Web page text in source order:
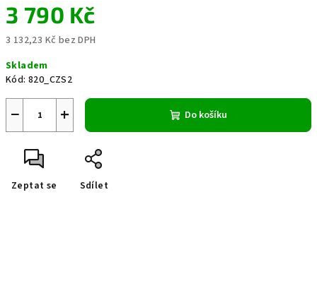
3 790 Kč
3 132,23 Kč bez DPH
cena:
Skladem
Kód: 820_CZS2
+
− Do košíku
Zeptat se Sdílet